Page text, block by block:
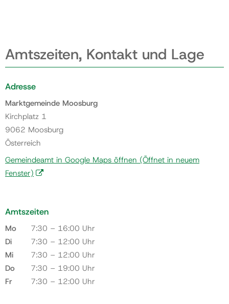
Amtszeiten, Kontakt und Lage
Adresse
Marktgemeinde Moosburg
Kirchplatz 1
9062 Moosburg
Österreich
Gemeindeamt in Google Maps öffnen (Öffnet in neuem
Fenster)
Amtszeiten
Mo
7:30 – 16:00 Uhr
Di
7:30 – 12:00 Uhr
Mi
7:30 – 12:00 Uhr
Do
7:30 – 19:00 Uhr
Fr
7:30 – 12:00 Uhr